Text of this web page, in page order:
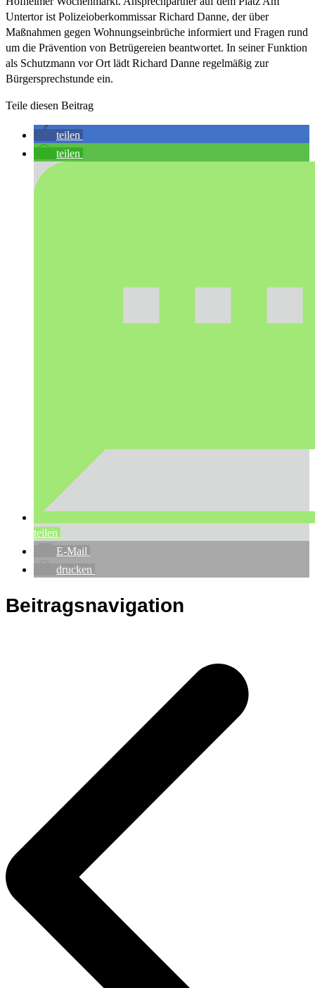
Untertor ist Polizeioberkommissar Richard Danne, der über
Maßnahmen gegen Wohnungseinbrüche informiert und Fragen rund
um die Prävention von Betrügereien beantwortet. In seiner Funktion
als Schutzmann vor Ort lädt Richard Danne regelmäßig zur
Bürgersprechstunde ein.
Teile diesen Beitrag
teilen
teilen
teilen
E-Mail
drucken
Beitragsnavigation